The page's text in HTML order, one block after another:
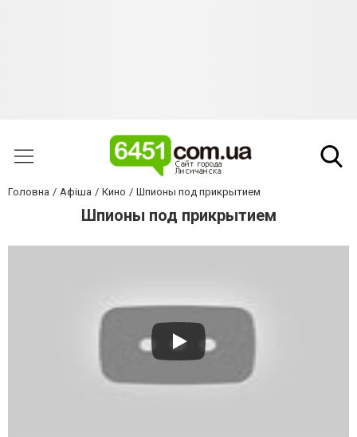
Головна Афіша Кино Шпионы под прикрытием
Шпионы под прикрытием